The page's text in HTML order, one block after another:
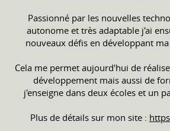
Passionné par les nouvelles
autonome et très adaptable j'ai
nouveaux défis en développant
Cela me permet aujourd'hui de
développement mais aussi de
j'enseigne dans deux écoles et un
Plus de détails sur mon site :